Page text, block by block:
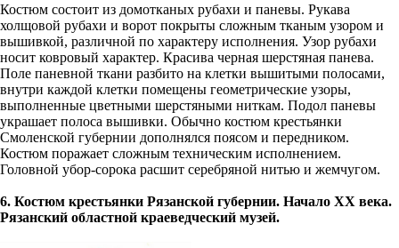
Костюм состоит из домотканых рубахи и паневы. Рукава
холщовой рубахи и ворот покрыты сложным тканым узором и
вышивкой, различной по характеру исполнения. Узор рубахи
носит ковровый характер. Красива черная шерстяная панева.
Поле паневной ткани разбито на клетки вышитыми полосами,
внутри каждой клетки помещены геометрические узоры,
выполненные цветными шерстяными ниткам. Подол паневы
украшает полоса вышивки. Обычно костюм крестьянки
Смоленской губернии дополнялся поясом и передником.
Костюм поражает сложным техническим исполнением.
Головной убор-сорока расшит серебряной нитью и жемчугом.
6. Костюм крестьянки Рязанской губернии. Начало ХХ века.
Рязанский областной краеведческий музей.